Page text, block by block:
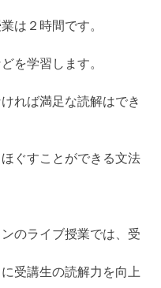
は２時間です。
を学習します。
れば満足な読解はでき
ぐすことができる文法
のライブ授業では、受
受講生の読解力を向上